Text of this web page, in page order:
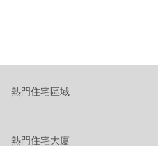
熱門住宅區域
熱門住宅大廈